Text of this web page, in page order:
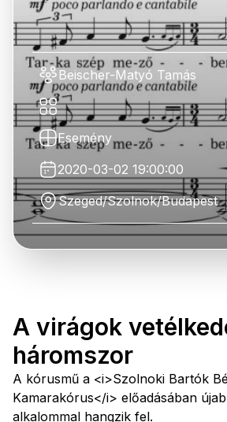
Beischer-Matyó Tamás
Esemény
2020-03-02 19:00:00
Szeged/Szolnok/Budapest
A virágok
háromszor
A kórusmű a <i>Szolnoki Bartók
Kamarakórus</i> előadásában
alkalommal hangzik fel.